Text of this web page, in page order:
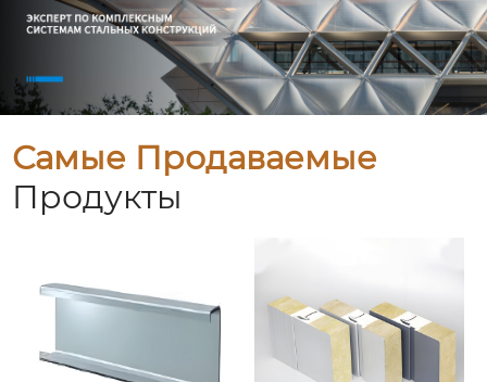
Самые Продаваемые
Продукты